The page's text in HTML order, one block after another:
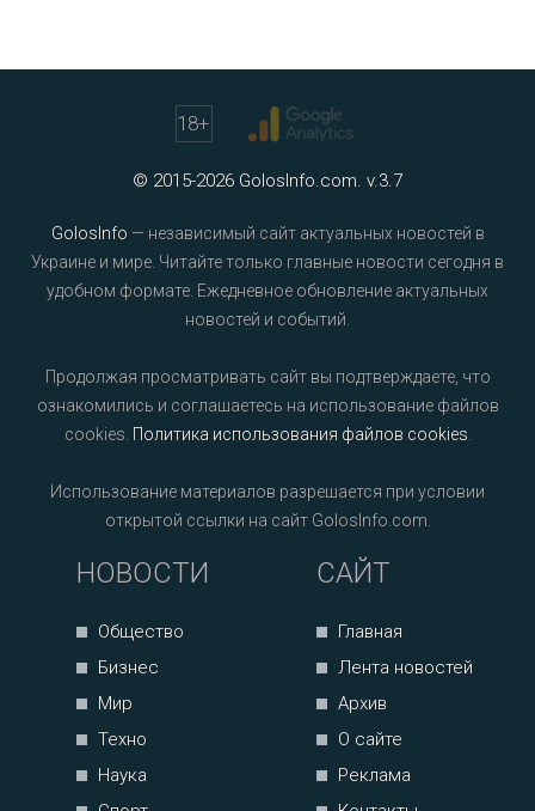
18+
© 2015-2026 GolosInfo.com. v.3.7
GolosInfo — независимый сайт актуальных новостей в
Украине и мире. Читайте только главные новости сегодня в
удобном формате. Ежедневное обновление актуальных
новостей и событий.
Продолжая просматривать сайт вы подтверждаете, что
ознакомились и соглашаетесь на использование файлов
cookies. Политика использования файлов cookies
Использование материалов разрешается при условии
открытой ссылки на сайт GolosInfo.com.
НОВОСТИ
Общество
Бизнес
Мир
Техно
Наука
САЙТ
Главная
Лента новостей
Архив
О сайте
Реклама